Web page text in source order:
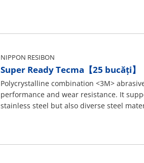
NIPPON RESIBON
Super Ready Tecma【25 bucăți】
Polycrystalline combination <3M>
performance and wear resistance. It
stainless steel but also diverse steel